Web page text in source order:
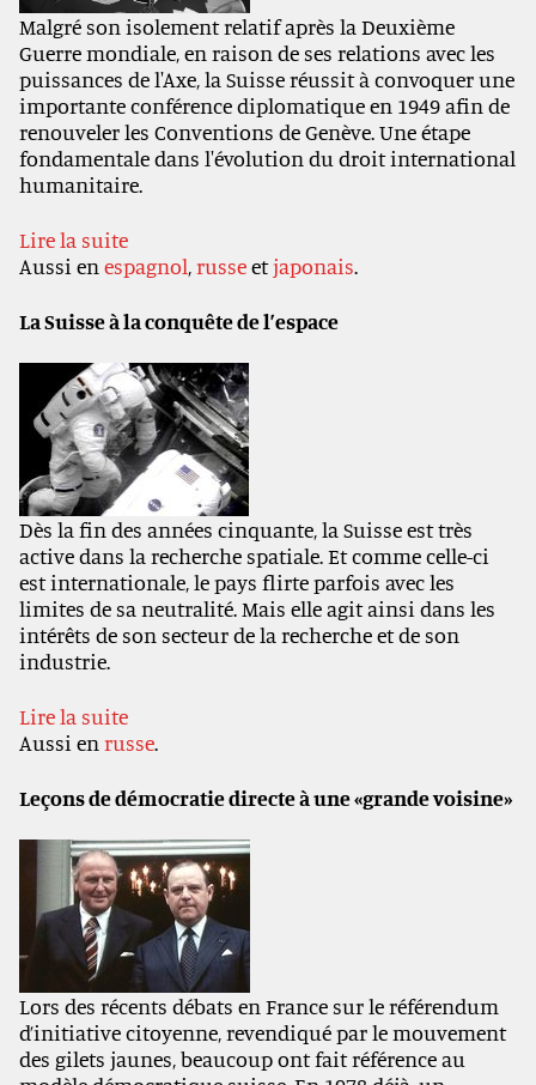
Malgré son isolement relatif après la Deuxième
Guerre mondiale, en raison de ses relations avec les
puissances de l'Axe, la Suisse réussit à convoquer une
importante conférence diplomatique en 1949 afin de
renouveler les Conventions de Genève. Une étape
fondamentale dans l'évolution du droit international
humanitaire.
Lire la suite
Aussi enespagnol,russeetjaponais.
La Suisse à la conquête de l’espace
Dès la fin des années cinquante, la Suisse est très
active dans la recherche spatiale. Et comme celle-ci
est internationale, le pays flirte parfois avec les
limites de sa neutralité. Mais elle agit ainsi dans les
intérêts de son secteur de la recherche et de son
industrie.
Lire la suite
Aussi enrusse.
Leçons de démocratie directe à une «grande voisine»
Lors des récents débats en France sur le référendum
d’initiative citoyenne, revendiqué par le mouvement
des gilets jaunes, beaucoup ont fait référence au